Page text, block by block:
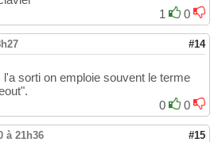
1
0
#14
sorti on emploie souvent le terme
0
0
à 21h36 #15